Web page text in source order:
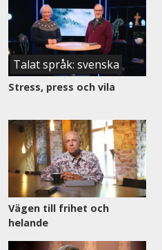
Talat språk: svenska
Stress, press och vila
Vägen till frihet och
helande